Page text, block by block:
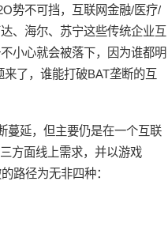
势不可挡，互联网金融/医疗/
、海尔、苏宁这些传统企业互
小心就会被落下，因为谁都明
来了，谁能打破BAT垄断的互
蔓延，但主要仍是在一个互联
方面线上需求，并以游戏
路径为无非四种：